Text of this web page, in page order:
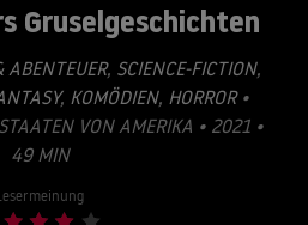
Gruselgeschichten
ABENTEUER, SCIENCE-FICTION,
, KOMÖDIEN, HORROR•
VON AMERIKA • 2021 •
49 MIN